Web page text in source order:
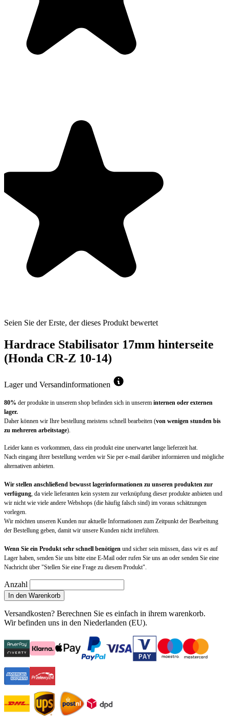
Seien Sie der Erste, der dieses Produkt bewertet
Hardrace Stabilisator 17mm hinterseite
(Honda CR-Z 10-14)
Lager und Versandinformationen
80% der produkte in unserem shop befinden sich in unserem internen oder externen
lager.
Daher können wir Ihre bestellung meistens schnell bearbeiten (von wenigen stunden bis
zu mehreren arbeitstage).
Leider kann es vorkommen, dass ein produkt eine unerwartet lange lieferzeit hat.
Nach eingang ihrer bestellung werden wir Sie per e-mail darüber informieren und mögliche
alternativen anbieten.
Wir stellen anschließend bewusst lagerinformationen zu unseren produkten zur
verfügung, da viele lieferanten kein system zur verknüpfung dieser produkte anbieten und
wir nicht wie viele andere Webshops (die häufig falsch sind) im voraus schätzungen
vorlegen.
Wir möchten unseren Kunden nur aktuelle Informationen zum Zeitpunkt der Bearbeitung
der Bestellung geben, damit wir unsere Kunden nicht irreführen.
Wenn Sie ein Produkt sehr schnell benötigen und sicher sein müssen, dass wir es auf
Lager haben, senden Sie uns bitte eine E-Mail oder rufen Sie uns an oder senden Sie eine
Nachricht über "Stellen Sie eine Frage zu diesem Produkt".
Anzahl
In den Warenkorb
Versandkosten? Berechnen Sie es einfach in ihrem warenkorb.
Wir befinden uns in den Niederlanden (EU).